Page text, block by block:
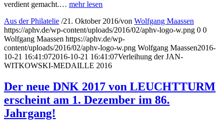
verdient gemacht.… mehr lesen
Aus der Philatelie /21. Oktober 2016/von Wolfgang Maassen
https://aphv.de/wp-content/uploads/2016/02/aphv-logo-w.png 0 0
Wolfgang Maassen https://aphv.de/wp-
content/uploads/2016/02/aphv-logo-w.png Wolfgang Maassen2016-
10-21 16:41:072016-10-21 16:41:07Verleihung der JAN-
WITKOWSKI-MEDAILLE 2016
Der neue DNK 2017 von LEUCHTTURM
erscheint am 1. Dezember im 86.
Jahrgang!